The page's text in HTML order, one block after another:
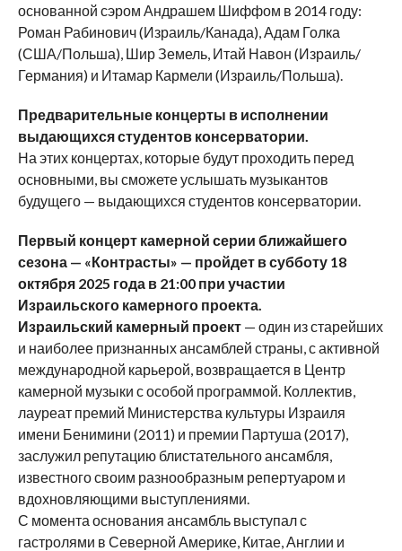
основанной сэром Андрашем Шиффом в 2014 году:
Роман Рабинович (Израиль/Канада), Адам Голка
(США/Польша), Шир Земель, Итай Навон (Израиль/
Германия) и Итамар Кармели (Израиль/Польша).
Предварительные концерты в исполнении
выдающихся студентов консерватории.
На этих концертах, которые будут проходить перед
основными, вы сможете услышать музыкантов
будущего — выдающихся студентов консерватории.
Первый концерт камерной серии ближайшего
сезона — «Контрасты» — пройдет в субботу 18
октября 2025 года в 21:00 при участии
Израильского камерного проекта.
Израильский камерный проект— один из старейших
и наиболее признанных ансамблей страны, с активной
международной карьерой, возвращается в Центр
камерной музыки с особой программой. Коллектив,
лауреат премий Министерства культуры Израиля
имени Бенимини (2011) и премии Партуша (2017),
заслужил репутацию блистательного ансамбля,
известного своим разнообразным репертуаром и
вдохновляющими выступлениями.
С момента основания ансамбль выступал с
гастролями в Северной Америке, Китае, Англии и